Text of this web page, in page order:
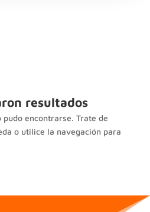
resultados
encontrarse. Trate de
o utilice la navegación para